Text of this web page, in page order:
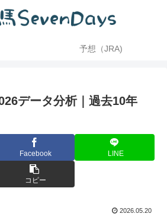
予想（JRA)
データ分析｜過去10年
Facebook LINE
コピー
2026.05.20